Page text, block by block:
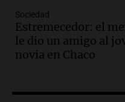
la presencia de
provincia y su
Panorama Federal
Episodios
siempre:
Sociedad
Estremecedor: el
le dio un amigo al
novia en Chaco